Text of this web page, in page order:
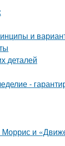
и
деталей
-
и